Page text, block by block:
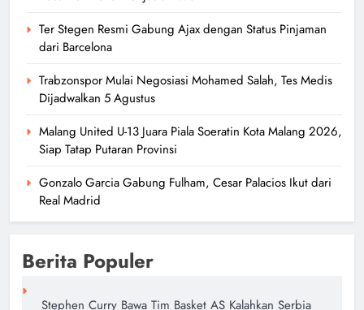
Ter Stegen Resmi Gabung Ajax dengan Status Pinjaman
dari Barcelona
Trabzonspor Mulai Negosiasi Mohamed Salah, Tes Medis
Dijadwalkan 5 Agustus
Malang United U-13 Juara Piala Soeratin Kota Malang 2026,
Siap Tatap Putaran Provinsi
Gonzalo Garcia Gabung Fulham, Cesar Palacios Ikut dari
Real Madrid
Berita Populer
Stephen Curry Bawa Tim Basket AS Kalahkan Serbia